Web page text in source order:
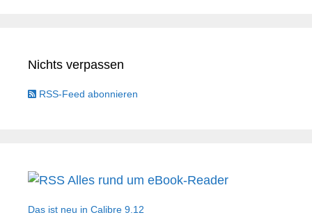
Nichts verpassen
RSS-Feed abonnieren
Alles rund um eBook-Reader
Das ist neu in Calibre 9.12